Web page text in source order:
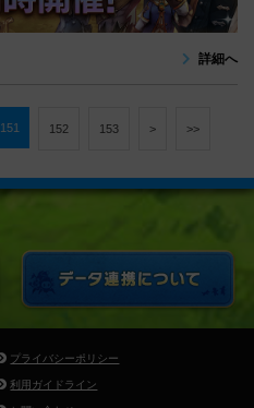
詳細へ
151 152 153 > >>
プライバシーポリシー
利用ガイドライン